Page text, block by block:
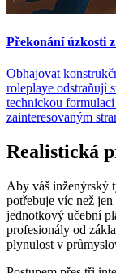
Překonání úzkosti
Obhajovat
roleplaye odstraňují
technickou
zainteresovaným
Realistická
Aby váš inženýrský
potřebuje víc než
jednotkový učební
profesionály od
plynulost v